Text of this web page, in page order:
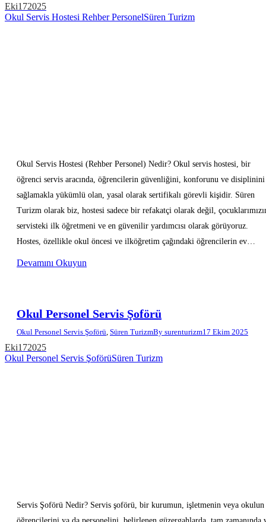
Eki172025
Okul Servis Hostesi Rehber PersonelSüren Turizm
Okul Servis Hostesi (Rehber Personel) Nedir? Okul servis hostesi, bir
öğrenci servis aracında, öğrencilerin güvenliğini, konforunu ve disiplinini
sağlamakla yükümlü olan, yasal olarak sertifikalı görevli kişidir. Süren
Turizm olarak biz, hostesi sadece bir refakatçi olarak değil,
servisteki ilk öğretmeni ve en güvenilir yardımcısı olarak görüyoruz.
Hostes, özellikle okul öncesi ve ilköğretim çağındaki öğrencilerin ev…
Devamını Okuyun
Okul Personel Servis Şoförü
Okul Personel Servis Şoförü, Süren TurizmBy surenturizm17 Ekim 2025
Eki172025
Okul Personel Servis ŞoförüSüren Turizm
Servis Şoförü Nedir? Servis şoförü, bir kurumun, işletmenin veya okulun